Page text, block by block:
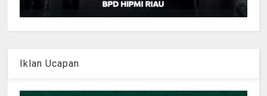
Iklan Ucapan